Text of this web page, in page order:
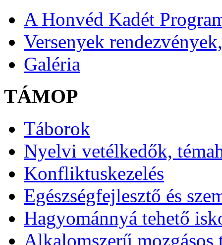
A Honvéd Kadét
Versenyek
Galéria
TÁMOP
Táborok
Nyelvi vetélkedők,
Konfliktuskezelés
Egészségfejlesztő és
Hagyománnyá tehető
Alkalomszerű mozgásos